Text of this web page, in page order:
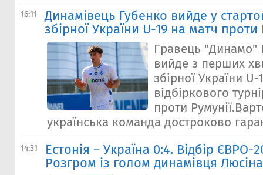
16:11
Динамівець Губенко вийде у
збірної України U-19 на матч проти
Гравець "Динамо"
вийде з перших
збірної України U-
відбіркового
проти
українська команда достроково
14:31
Естонія – Україна 0:4. Відбір ЄВРО-
Розгром із голом динамівця Люсіна